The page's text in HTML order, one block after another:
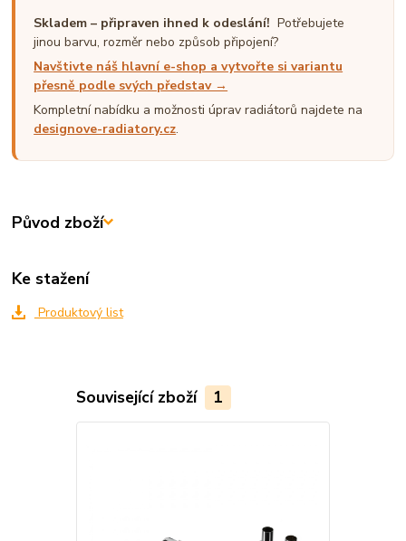
Skladem – připraven ihned k odeslání! Potřebujete
jinou barvu, rozměr nebo způsob připojení?
Navštivte náš hlavní e-shop a vytvořte si variantu
přesně podle svých představ →
Kompletní nabídku a možnosti úprav radiátorů najdete na
designove-radiatory.cz.
Původ zboží
Ke stažení
Produktový list
Související zboží 1